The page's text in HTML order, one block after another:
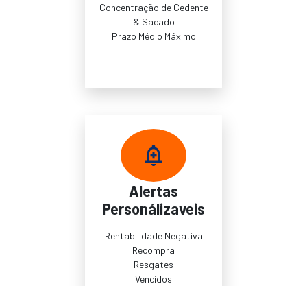
Concentração de Cedente
& Sacado
Prazo Médio Máximo
Alertas
Personálizaveis
Rentabilidade Negativa
Recompra
Resgates
Vencidos